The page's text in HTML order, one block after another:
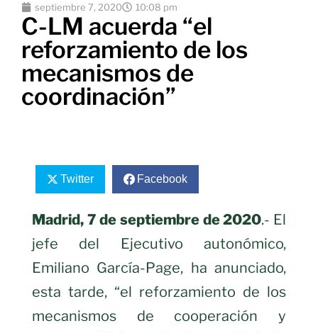
septiembre 7, 2020 10:08 pm
C-LM acuerda “el
reforzamiento de los
mecanismos de
coordinación”
Twitter Facebook
Madrid, 7 de septiembre de 2020.- El
jefe del Ejecutivo autonómico,
Emiliano García-Page, ha anunciado,
esta tarde, “el reforzamiento de los
mecanismos de cooperación y